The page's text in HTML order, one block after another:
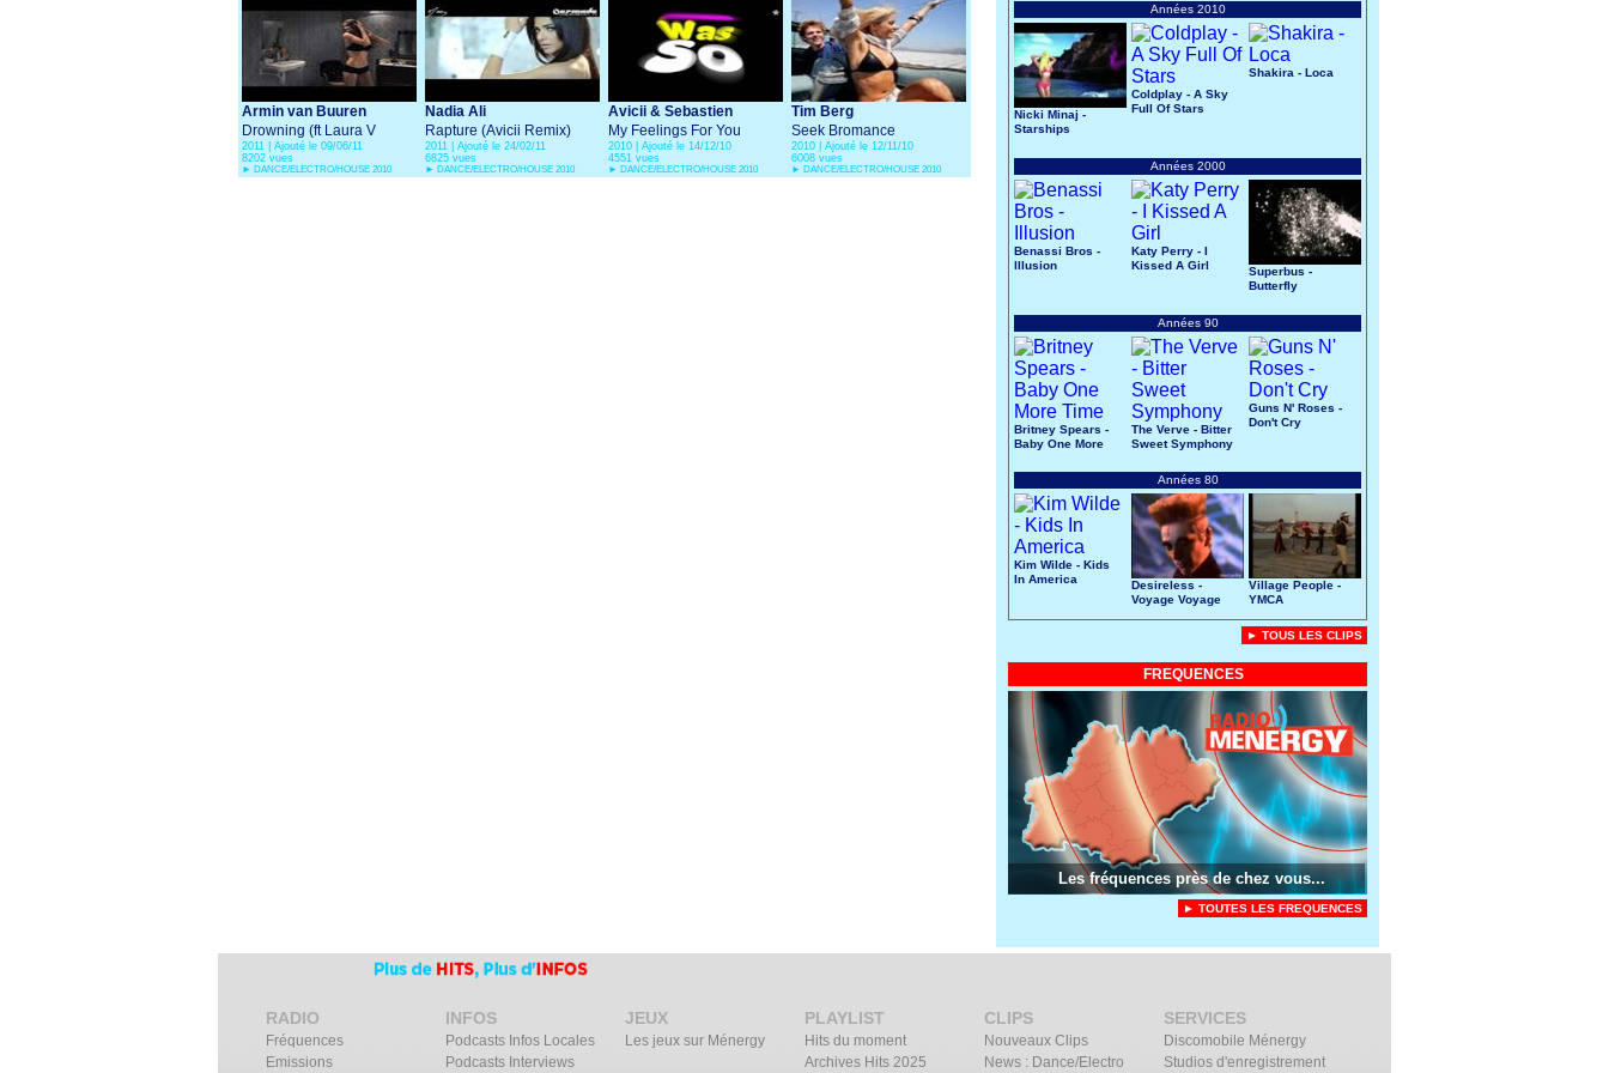
Armin van Buuren
Drowning (ft Laura V
2011 | Ajouté le 09/06/11
8202 vues
► DANCE/ELECTRO/HOUSE 2010
Nadia Ali
Rapture (Avicii Remix)
2011 | Ajouté le 24/02/11
6825 vues
► DANCE/ELECTRO/HOUSE 2010
Avicii & Sebastien
Drums
My Feelings For You
2010 | Ajouté le 14/12/10
4551 vues
► DANCE/ELECTRO/HOUSE 2010
Tim Berg
Seek Bromance
2010 | Ajouté le 12/11/10
6008 vues
► DANCE/ELECTRO/HOUSE 2010
Années 2010
Nicki Minaj -
Starships
Coldplay - A Sky
Full Of Stars
Shakira - Loca
Années 2000
Benassi Bros -
Illusion
Katy Perry - I
Kissed A Girl
Superbus -
Butterfly
Années 90
Britney Spears -
Baby One More
The Verve - Bitter
Sweet Symphony
Guns N' Roses -
Don't Cry
Années 80
Kim Wilde - Kids
In America
Desireless -
Voyage Voyage
Village People -
YMCA
► TOUS LES CLIPS
FREQUENCES
Les fréquences près de chez vous...
► TOUTES LES FREQUENCES
RADIO
Fréquences
Emissions
INFOS
Podcasts Infos Locales
Podcasts Interviews
JEUX
Les jeux sur Ménergy
PLAYLIST
Hits du moment
Archives Hits 2025
CLIPS
Nouveaux Clips
News : Dance/Electro
SERVICES
Discomobile Ménergy
Studios d'enregistrement